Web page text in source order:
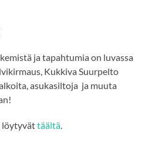
ja tapahtumia on luvassa
Kukkiva Suurpelto
asukasiltoja ja muuta
löytyvättäältä.